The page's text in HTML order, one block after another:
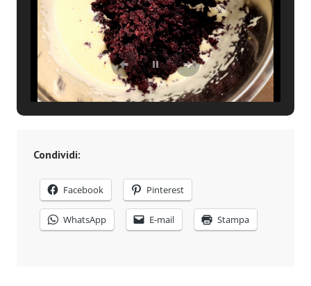
Condividi:
Facebook Pinterest
WhatsApp E-mail Stampa